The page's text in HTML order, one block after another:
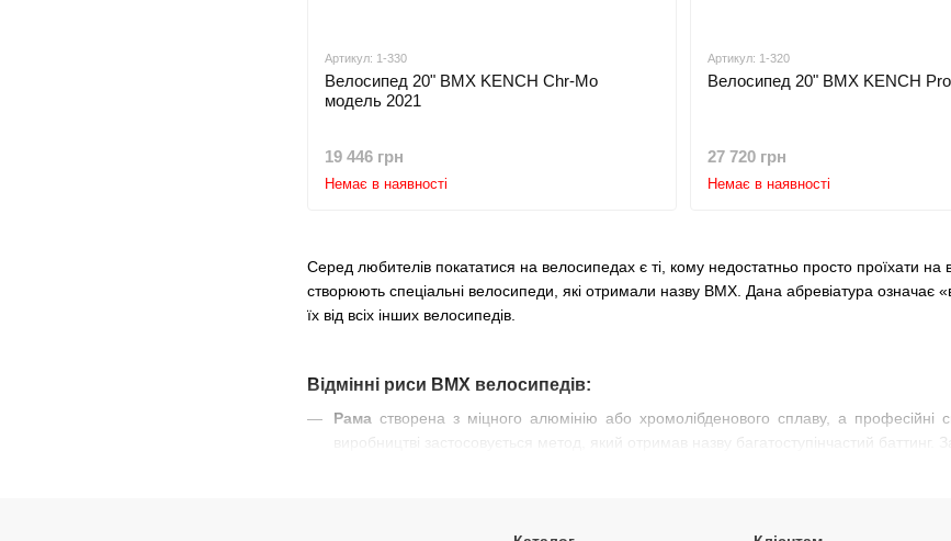
Серед любителів покататися на велосипедах є ті, кому недостатньо просто проїхати на
створюють спеціальні велосипеди, які отримали назву BMX. Дана абревіатура означає
їх від всіх інших велосипедів.
Відмінні риси BMX велосипедів:
Рама створена з міцного алюмінію або хромолібденового сплаву, а
виробництві застосовується метод, який отримав назву багатоступінчастий
Артикул: 1-330
Велосипед 20" BMX KENCH Chr-Mo
модель 2021
19 446 грн
Немає в наявності
Артикул: 1-320
Велосипед 20" BMX KENCH
27 720 грн
Немає в наявності